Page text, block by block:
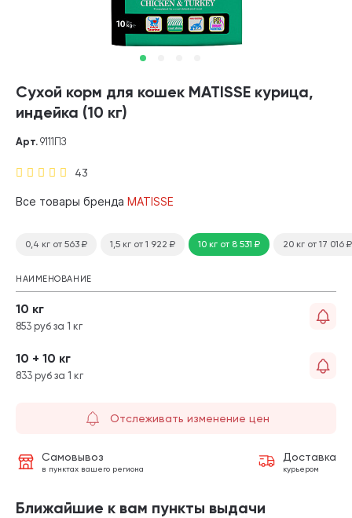
Сухой корм для кошек MATISSE курица,
индейка (10 кг)
43
Арт. 9111ПЗ
Все товары бренда MATISSE
0,4 кг от 563 ₽ 1,5 кг от 1 922 ₽ 10 кг от 8 531₽ 20 кг от 17 016 ₽
НАИМЕНОВАНИЕ
10 кг
853 руб за 1 кг
10 + 10 кг
833 руб за 1 кг
Отслеживать изменение цен
Самовывоз
в пунктах вашего региона
Доставка
курьером
Ближайшие к вам пункты выдачи